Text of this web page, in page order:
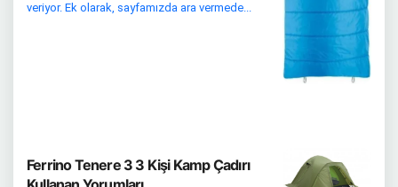
veriyor. Ek olarak, sayfamızda ara vermede...
Ferrino Tenere 3 3 Kişi Kamp Çadırı